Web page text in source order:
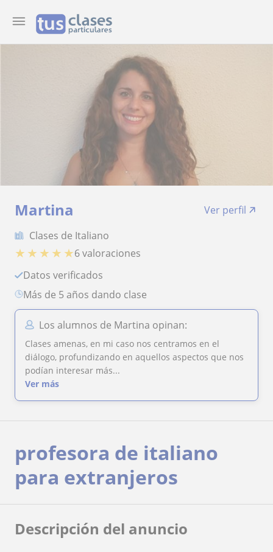
Martina
Ver perfil
Clases de Italiano
★ ★ ★ ★ ★6 valoraciones
Datos verificados
más de 5 años dando clase
Los alumnos de Martina opinan:
Clases amenas, en mi caso nos centramos en el
diálogo, profundizando en aquellos aspectos que nos
podían interesar más...
Ver más
profesora de italiano
para extranjeros
Descripción del anuncio